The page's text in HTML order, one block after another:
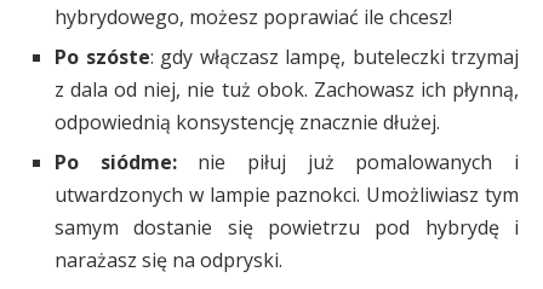
hybrydowego, możesz poprawiać ile chcesz!
Po szóste: gdy włączasz lampę, buteleczki trzymaj
z dala od niej, nie tuż obok. Zachowasz ich płynną,
odpowiednią konsystencję znacznie dłużej.
Po siódme:nie piłuj już pomalowanych i
utwardzonych w lampie paznokci. Umożliwiasz tym
samym dostanie się powietrzu pod hybrydę i
narażasz się na odpryski.